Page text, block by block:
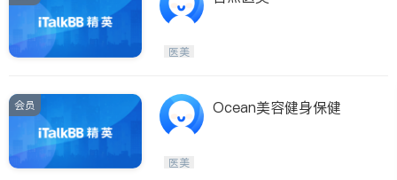
医美
会员 Ocean美容健身保健
医美